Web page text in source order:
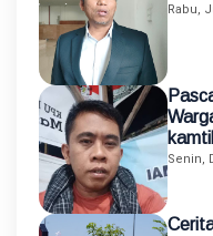
Rabu,
Senin,